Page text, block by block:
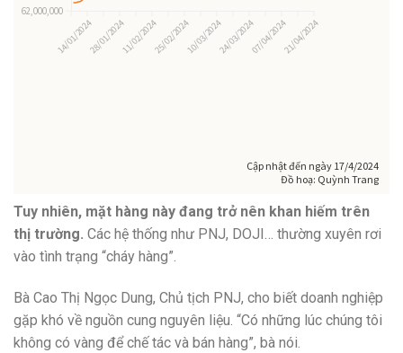
Tuy nhiên, mặt hàng này đang trở nên khan hiếm trên
thị trường. Các hệ thống như PNJ, DOJI… thường xuyên rơi
vào tình trạng “cháy hàng”.
Bà Cao Thị Ngọc Dung, Chủ tịch PNJ, cho biết doanh nghiệp
gặp khó về nguồn cung nguyên liệu. “Có những lúc chúng tôi
không có vàng để chế tác và bán hàng”, bà nói.